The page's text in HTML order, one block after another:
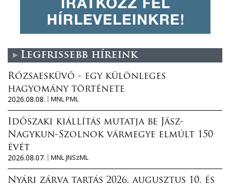
Legfrissebb híreink
Rózsaesküvő - egy különleges
hagyomány története
2026.08.08.
MNL PML
Időszaki kiállítás mutatja be Jász-
Nagykun-Szolnok vármegye elmúlt 150
évét
2026.08.07.
MNL JNSzML
Nyári zárva tartás 2026. augusztus 10. és